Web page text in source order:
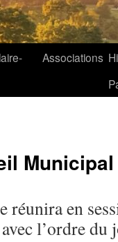
Associations
Municipal
réunira en
avec l’ordre du